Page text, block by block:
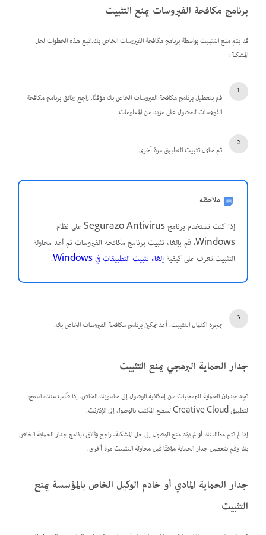
برنامج مكافحة الفيروسات يمنع التثبيت
قد يتم منع التثبيت بواسطة برنامج مكافحة الفيروسات الخاص بك.اتبع هذه الخطوات لحل
المشكلة:
قم بتعطيل برنامج مكافحة الفيروسات الخاص بك مؤقتًا. راجع وثائق برنامج مكافحة
الفيروسات للحصول على مزيد من المعلومات.
ثم حاول تثبيت التطبيق مرة أخرى.
ملاحظة
إذا كنت تستخدم برنامج Segurazo Antivirus على نظام
Windows، قم بإلغاء تثبيت برنامج مكافحة الفيروسات ثم أعد محاولة
التثبيت.تعرف على كيفيةإلغاء تثبيت التطبيقات في Windows .
بمجرد اكتمال التثبيت، أعد تمكين برنامج مكافحة الفيروسات الخاص بك.
جدار الحماية البرمجي يمنع التثبيت
تحِد جدران الحماية للبرمجيات من إمكانية الوصول إلى حاسوبك الخاص. إذا طُلب منك، اسمح
لتطبيق Creative Cloud لسطح المكتب بالوصول إلى الإنترنت.
إذا لم تتم مطالبتك أو لم يؤد منح الوصول إلى حل المشكلة، راجع وثائق برنامج جدار الحماية الخاص
بك وقم بتعطيل جدار الحماية مؤقتًا قبل محاولة التثبيت مرة أخرى.
جدار الحماية المادي أو خادم الوكيل الخاص بالمؤسسة يمنع
التثبيت